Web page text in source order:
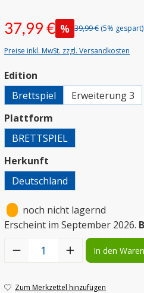
37,99 € % 39,99 € (5% gespart)
Preise inkl. MwSt. zzgl. Versandkosten
Edition
Brettspiel
Erweiterung 3
Plattform
BRETTSPIEL
Herkunft
Deutschland
noch nicht lagernd
Erscheint im September 2026.
Produkt Anzahl: Gib den
In den
Zum Merkzettel hinzufügen